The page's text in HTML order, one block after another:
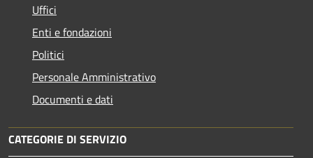
Uffici
Enti e fondazioni
Politici
Personale Amministrativo
Documenti e dati
CATEGORIE DI SERVIZIO